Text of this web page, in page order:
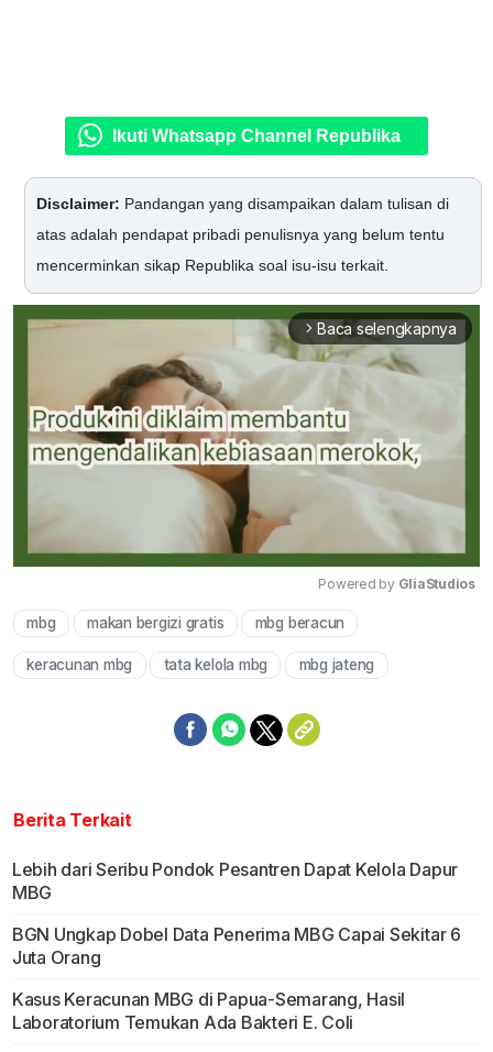
Ikuti Whatsapp Channel Republika
Disclaimer: Pandangan yang disampaikan dalam tulisan di
atas adalah pendapat pribadi penulisnya yang belum tentu
mencerminkan sikap Republika soal isu-isu terkait.
arrow_forward_ios Baca selengkapnya
Powered by GliaStudios
mbg makan bergizi gratis mbg beracun
keracunan mbg tata kelola mbg mbg jateng
Berita Terkait
Lebih dari Seribu Pondok Pesantren Dapat Kelola Dapur
MBG
BGN Ungkap Dobel Data Penerima MBG Capai Sekitar 6
Juta Orang
Kasus Keracunan MBG di Papua-Semarang, Hasil
Laboratorium Temukan Ada Bakteri E. Coli